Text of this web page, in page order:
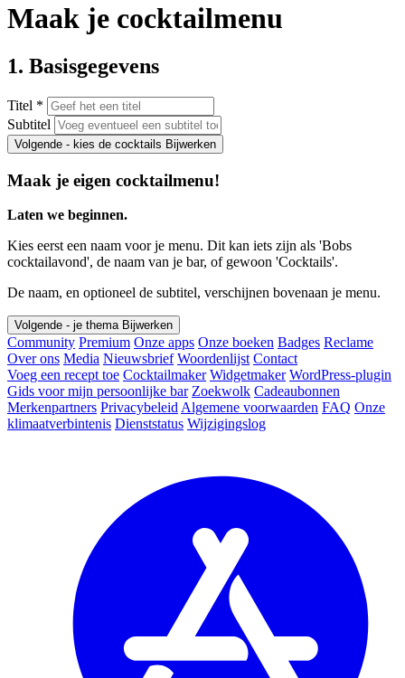
Maak je cocktailmenu
1. Basisgegevens
Titel *
Subtitel
Volgende - kies de cocktails Bijwerken
Maak je eigen cocktailmenu!
Laten we beginnen.
Kies eerst een naam voor je menu. Dit kan iets zijn als 'Bobs
cocktailavond', de naam van je bar, of gewoon 'Cocktails'.
De naam, en optioneel de subtitel, verschijnen bovenaan je menu.
Volgende - je thema Bijwerken
Community Premium Onze apps Onze boeken Badges Reclame
Over ons Media Nieuwsbrief Woordenlijst Contact
Voeg een recept toe Cocktailmaker Widgetmaker WordPress-plugin
Gids voor mijn persoonlijke bar Zoekwolk Cadeaubonnen
Merkenpartners Privacybeleid Algemene voorwaarden FAQ Onze
klimaatverbintenis Dienststatus Wijzigingslog